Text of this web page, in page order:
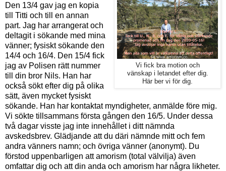
Vi fick bra motion och
vänskap i letandet efter dig.
Här ber vi för dig.
Den 13/4 gav jag en kopia
till Titti och till en annan
part. Jag har arrangerat och
deltagit i sökande med mina
vänner; fysiskt sökande den
14/4 och 16/4. Den 15/4 fick
jag av Polisen rätt nummer
till din bror Nils. Han har
också sökt efter dig på olika
sätt, även mycket fysiskt
sökande. Han har kontaktat myndigheter, anmälde före mig.
Vi sökte tillsammans första gången den 16/5. Under dessa
två dagar visste jag inte innehållet i ditt nämnda
avskedsbrev. Glädjande att du däri nämnde mitt och fem
andra vänners namn; och övriga vänner (anonymt). Du
förstod uppenbarligen att amorism (total välvilja) även
omfattar dig och att din anda och amorism har några likheter.